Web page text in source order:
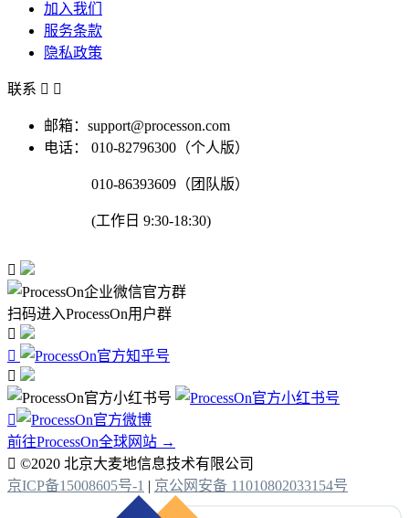
加入我们
服务条款
隐私政策
联系  
邮箱：support@processon.com
电话：
010-82796300（个人版）
010-86393609（团队版）
(工作日 9:30-18:30)

扫码进入ProcessOn用户群




前往ProcessOn全球网站 →
 ©2020 北京大麦地信息技术有限公司
京ICP备15008605号-1 | 京公网安备 11010802033154号